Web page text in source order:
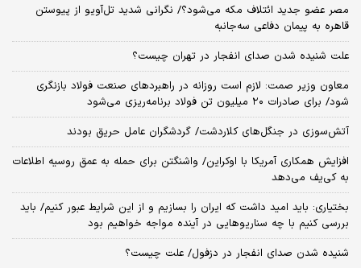
مصر عضو جدید ائتلاف مکه می‌شود؟/ نگرانی شدید تل‌آویو از پیوستن
قاهره به پیمان دفاعی سه‌جانبه
علت شنیده شدن صدای انفجار در تهران چیست؟
معاون وزیر صمت: لازم است روزانه در راهبردهای صنعت فولاد بازنگری
شود/ برای صادرات ۲۰ میلیون تن فولاد برنامه‌ریزی می‌شود
آتش‌سوزی در جنگل‌های کلاردشت/ گردشگران عامل حریق بودند
افزایش همکاری آمریکا با اوکراین/ واشنگتن برای حمله به عمق روسیه اطلاعات
به کی‌یف می‌دهد
بختیاری: باید امید داشت که ایران را بسازیم و از این شرایط عبور کنیم/ باید
بررسی کنیم با چه سناریوهایی در آینده مواجه خواهیم بود
شنیده شدن صدای انفجار در دزفول/ علت چیست؟